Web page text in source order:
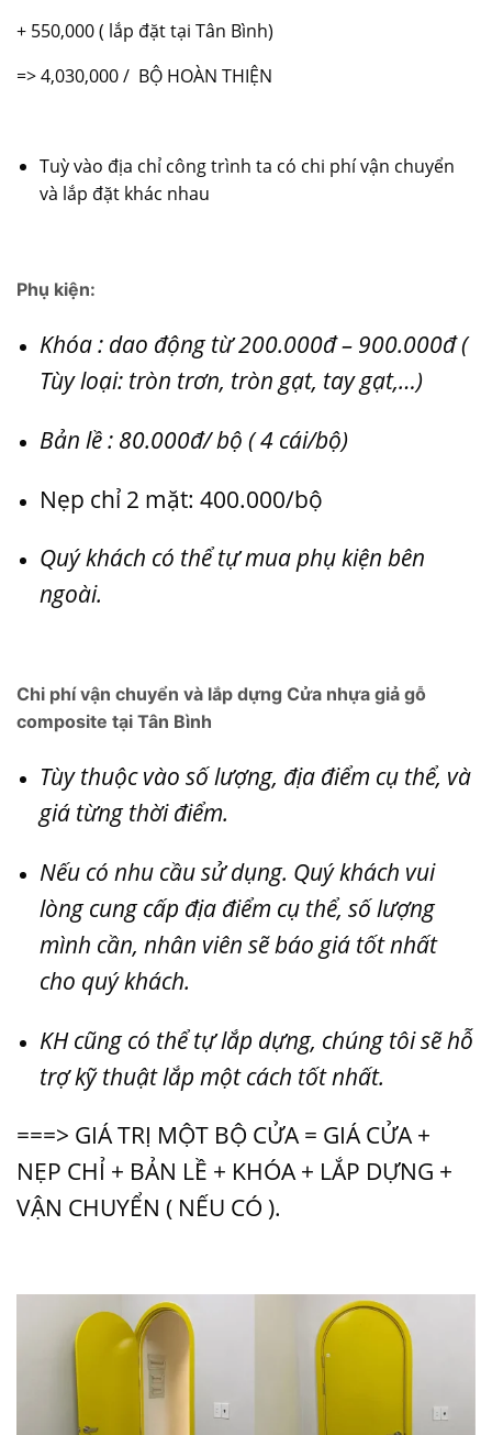
+ 550,000 ( lắp đặt tại Tân Bình)
=> 4,030,000 / BỘ HOÀN THIỆN
Tuỳ vào địa chỉ công trình ta có chi phí vận chuyển
và lắp đặt khác nhau
Phụ kiện:
Khóa : dao động từ 200.000đ – 900.000đ (
Tùy loại: tròn trơn, tròn gạt, tay gạt,…)
Bản lề : 80.000đ/ bộ ( 4 cái/bộ)
Nẹp chỉ 2 mặt: 400.000/bộ
Quý khách có thể tự mua phụ kiện bên
ngoài.
Chi phí vận chuyển và lắp dựng Cửa nhựa giả gỗ
composite tại Tân Bình
Tùy thuộc vào số lượng, địa điểm cụ thể, và
giá từng thời điểm.
Nếu có nhu cầu sử dụng. Quý khách vui
lòng cung cấp địa điểm cụ thể, số lượng
mình cần, nhân viên sẽ báo giá tốt nhất
cho quý khách.
KH cũng có thể tự lắp dựng, chúng tôi sẽ hỗ
trợ kỹ thuật lắp một cách tốt nhất.
===> GIÁ TRỊ MỘT BỘ CỬA = GIÁ CỬA +
NẸP CHỈ + BẢN LỀ + KHÓA + LẮP DỰNG +
VẬN CHUYỂN ( NẾU CÓ ).